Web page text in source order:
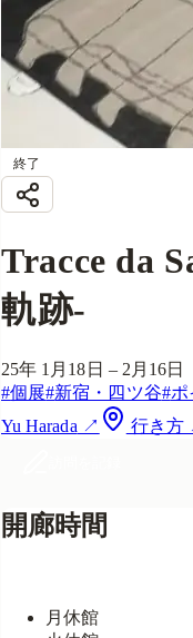
終了
Tracce da
軌跡-
25年 1月18日 – 2月16日
#個展#新宿・四ツ谷#ポ
Yu Harada ↗ 行き方
開廊時間
月休館